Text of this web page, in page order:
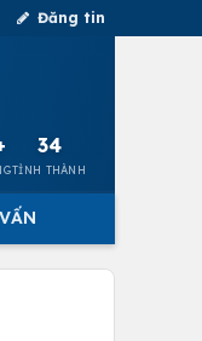
Đăng tin
34
TỈNH THÀNH